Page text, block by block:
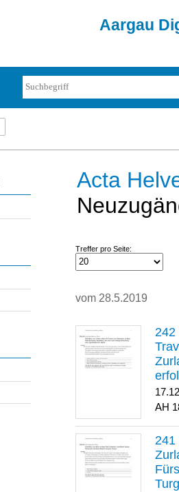
Aargau
Acta
Treffer pro Seite:
vom 28.5.2019